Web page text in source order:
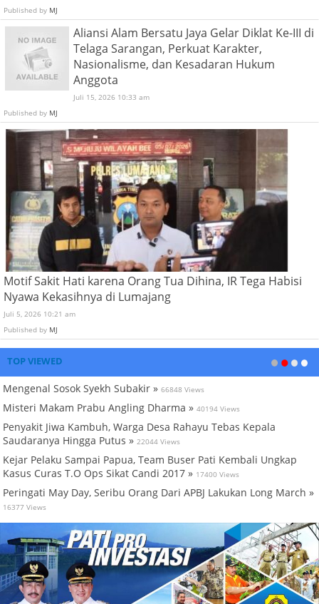
Published by MJ
Aliansi Alam Bersatu Jaya Gelar Diklat Ke-III di
Telaga Sarangan, Perkuat Karakter,
Nasionalisme, dan Kesadaran Hukum
Anggota
Juli 15, 2026 10:33 am
Published by MJ
Motif Sakit Hati karena Orang Tua Dihina, IR Tega Habisi
Nyawa Kekasihnya di Lumajang
Juli 5, 2026 10:21 am
Published by MJ
TOP VIEWED
Mengenal Sosok Syekh Subakir » 66848 Views
Misteri Makam Prabu Angling Dharma » 40194 Views
Penyakit Jiwa Kambuh, Warga Desa Rahayu Tebas Kepala
Saudaranya Hingga Putus » 22044 Views
Kejar Pelaku Sampai Papua, Team Buser Pati Kembali Ungkap
Kasus Curas T.O Ops Sikat Candi 2017 » 17400 Views
Peringati May Day, Seribu Orang Dari APBJ Lakukan Long March »
16377 Views